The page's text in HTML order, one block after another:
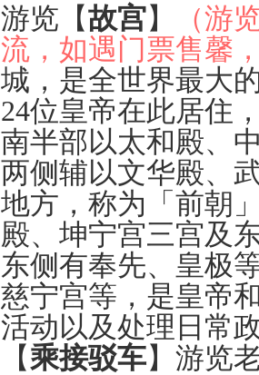
游览【故宫】
（游
流，如遇门票售馨
城，是全世界最大
24位皇帝在此居住
南半部以太和殿、
两侧辅以文华殿、
地方，称为「前朝
殿、坤宁宫三宫及
东侧有奉先、皇极
慈宁宫等，是皇帝
活动以及处理日常
【乘接驳车】游览